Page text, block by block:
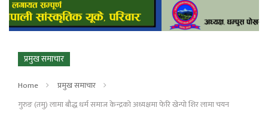
प्रमुख समाचार
Home
प्रमुख समाचार
गुरुङ (तमु) लामा बौद्ध धर्म समाज केन्द्रको अध्यक्षमा फेरि खेन्पो शिर लामा चयन